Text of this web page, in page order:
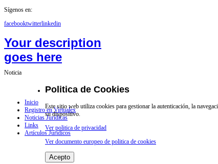
Sígenos en:
facebooktwitterlinkedin
Your description
goes here
Inicio
Registro en Virtualex
Noticias Jurídicas
Links
Artículos Jurídicos
Noticia
Politica de Cookies
Este sitio web utiliza cookies para gestionar la autenticación, la
su dispositivo.
Ver politica de privacidad
Ver documento europeo de politica de cookies
Acepto